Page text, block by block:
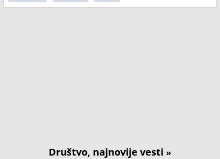
Društvo, najnovije vesti »